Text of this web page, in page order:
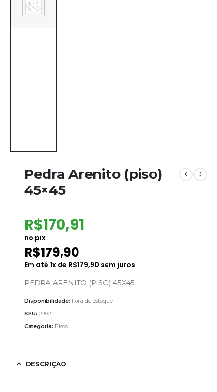
Pedra Arenito (piso)
45×45
R$170,91
no pix
R$179,90
Em até 1x de R$179,90 sem juros
PEDRA ARENITO (PISO) 45X45
Disponibilidade: Fora de estoque
SKU: 2302
Categoria: Pisos
DESCRIÇÃO